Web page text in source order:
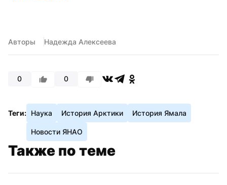
Авторы Надежда Алексеева
0 0
Теги: Наука История Арктики История Ямала
Новости ЯНАО
Также по теме